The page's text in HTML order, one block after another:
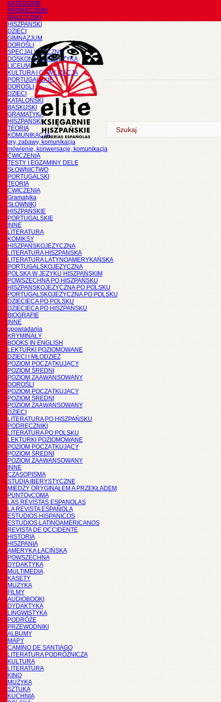
KATEGORIE
PODRĘCZNIKI
GALICYJSKI
HISZPAŃSKI
DZIECI
GIMNAZJUM
DOROŚLI
SPECJALISTYCZNE
DOSKONALENIE JĘZYKA
LICEUM
KULTURA I CYWILIZACJA
PORTUGALSKIE
DOROŚLI
DZIECI
KATALOŃSKI
BASKIJSKI
GRAMATYKA
HISZPAŃSKI
TEORIA
KOMUNIKACJA
gry, zabawy, komunikacja
mówienie, konwersacje, komunikacja
ĆWICZENIA
TESTY I EGZAMINY DELE
SŁOWNICTWO
PORTUGALSKI
TEORIA
ĆWICZENIA
Gramatyka
SŁOWNIKI
HISZPAŃSKIE
PORTUGALSKIE
INNE
LITERATURA
KOMIKSY
HISZPAŃSKOJĘZYCZNA
LITERATURA HISZPANSKA
LITERATURA LATYNOAMERYKAŃSKA
PORTUGALSKOJĘZYCZNA
POLSKA W JĘZYKU HISZPAŃSKIM
POWSZECHNA PO HISZPAŃSKU
HISZPAŃSKOJĘZYCZNA PO POLSKU
PORTUGALSKOJĘZYCZNA PO POLSKU
DZIECIĘCA PO POLSKU
DZIECIĘCA PO HISZPAŃSKU
BIOGRAFIE
INNE
opowiadania
KRYMINAŁY
BOOKS IN ENGLISH
LEKTURKI POZIOMOWANE
DZIECI I MŁODZIEŻ
POZIOM POCZĄTKUJĄCY
POZIOM ŚREDNI
POZIOM ZAAWANSOWANY
DOROŚLI
POZIOM POCZĄTKUJĄCY
POZIOM ŚREDNI
POZIOM ZAAWANSOWANY
DZIECI
LITERATURA PO HISZPAŃSKU
PODRĘCZNIKI
LITERATURA PO POLSKU
LEKTURKI POZIOMOWANE
POZIOM POCZĄTKUJĄCY
POZIOM ŚREDNI
POZIOM ZAAWANSOWANY
INNE
CZASOPISMA
STUDIA IBERYSTYCZNE
MIĘDZY ORYGINAŁEM A PRZEKŁADEM
PUNTOyCOMA
LAS REVISTAS ESPANOLAS
LA REVISTA ESPAÑOLA
ESTUDIOS HISPANICOS
ESTUDIOS LATINOAMERICANOS
REVISTA DE OCCIDENTE
HISTORIA
HISZPANIA
AMERYKA ŁACIŃSKA
POWSZECHNA
DYDAKTYKA
MULTIMEDIA
KASETY
MUZYKA
FILMY
AUDIOBOOKI
DYDAKTYKA
LINGWISTYKA
PODRÓŻE
PRZEWODNIKI
ALBUMY
MAPY
CAMINO DE SANTIAGO
LITERATURA PODRÓŻNICZA
KULTURA
LITERATURA
KINO
MUZYKA
SZTUKA
KUCHNIA